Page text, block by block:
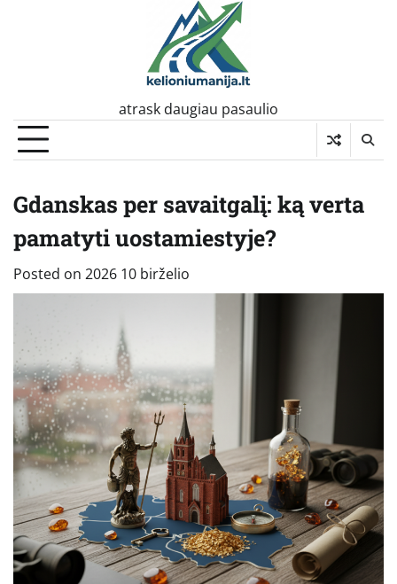
atrask daugiau pasaulio
Gdanskas per savaitgalį: ką verta
pamatyti uostamiestyje?
Posted on 2026 10 birželio